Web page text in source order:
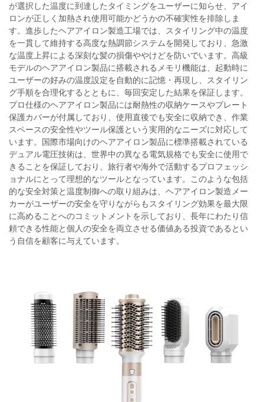
が選択した温度に到達したタイミングをユーザーに知らせ、アイ
ロンが正しく加熱され使用可能かどうかの不確実性を排除しま
す。進歩したヘアアイロン製造工場では、スタイリング中の温度
を一貫して維持する高度な熱調節システムを開発しており、急激
な温度上昇による深刻な髪の損傷ややけどを防いでいます。高級
モデルのヘアアイロン製品に搭載されるメモリ機能は、起動時に
ユーザーの好みの温度設定を自動的に記憶・再現し、スタイリン
グ手順を合理化するとともに、毎回安定した結果を保証します。
プロ仕様のヘアアイロン製品には耐熱性の収納ケースやプレート
保護カバーが付属しており、使用直後でも安全に収納でき、作業
スペースの安全性やツール保護という実用的なニーズに対応して
います。国際市場向けのヘアアイロン製品に標準搭載されている
デュアル電圧技術は、世界中の異なる電気規格でも安全に使用で
きることを保証しており、旅行者や海外で活動するプロフェッシ
ョナルにとって理想的なツールとなっています。このような包括
的な安全対策と温度制御への取り組みは、ヘアアイロン製造メー
カーがユーザーの安全を守りながらもスタイリング効果を最大限
に高めることへのコミットメントを示しており、長年にわたり信
頼できる性能と個人の安全を両立させる価値ある投資であるとい
う自信を顧客に与えています。